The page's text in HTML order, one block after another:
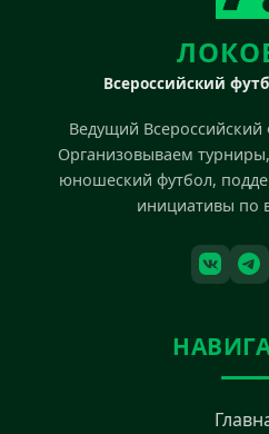
Всероссийский
Ведущий
Организовываем
юношеский футбол,
инициативы по